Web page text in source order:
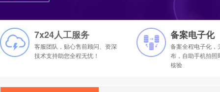
7x24人工服务
客服团队，贴心售前顾问、资深
技术支持助您全程无忧！
备案电子化
备案全程电子化，
布，自助手机拍照
核验